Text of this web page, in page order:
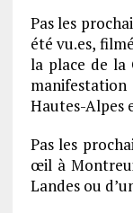
Pas les
été vu.es,
la place de la
Hautes-Alpes
Pas les
œil à
Landes ou